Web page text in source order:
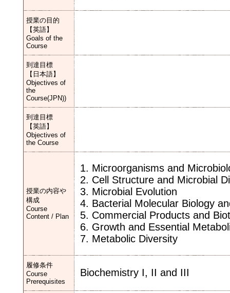
授業の目的
【英語】
Goals of the
Course
到達目標
【日本語】
Objectives of
the
Course(JPN))
到達目標
【英語】
Objectives of
the Course
授業の内容や
構成
Course
Content / Plan
1. Microorganisms and
2. Cell Structure and Microbial
3. Microbial Evolution
4. Bacterial Molecular Biology
5. Commercial Products and
6. Growth and Essential
7. Metabolic Diversity
履修条件
Course
Prerequisites
Biochemistry I, II and III